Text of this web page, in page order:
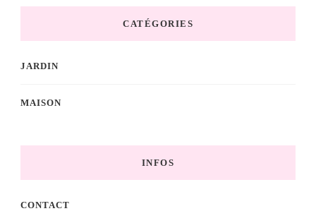
CATÉGORIES
JARDIN
MAISON
INFOS
CONTACT